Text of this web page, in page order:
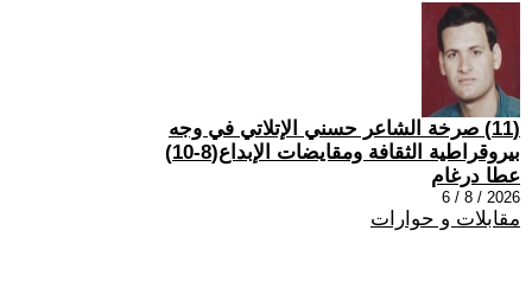
(11) صرخة الشاعر حسني الإتلاتي في وجه
بيروقراطية الثقافة ومقايضات الإبداع(8-10)
عطا درغام
2026 / 8 / 6
مقابلات و حوارات